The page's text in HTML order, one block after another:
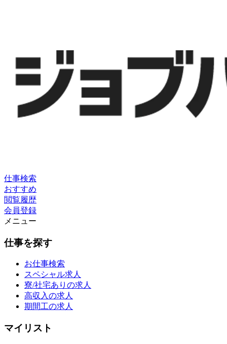
仕事検索
おすすめ
閲覧履歴
会員登録
メニュー
仕事を探す
お仕事検索
スペシャル求人
寮/社宅ありの求人
高収入の求人
期間工の求人
マイリスト